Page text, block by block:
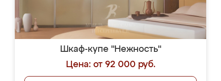
Шкаф-купе "Нежность"
Цена: от 92 000 руб.